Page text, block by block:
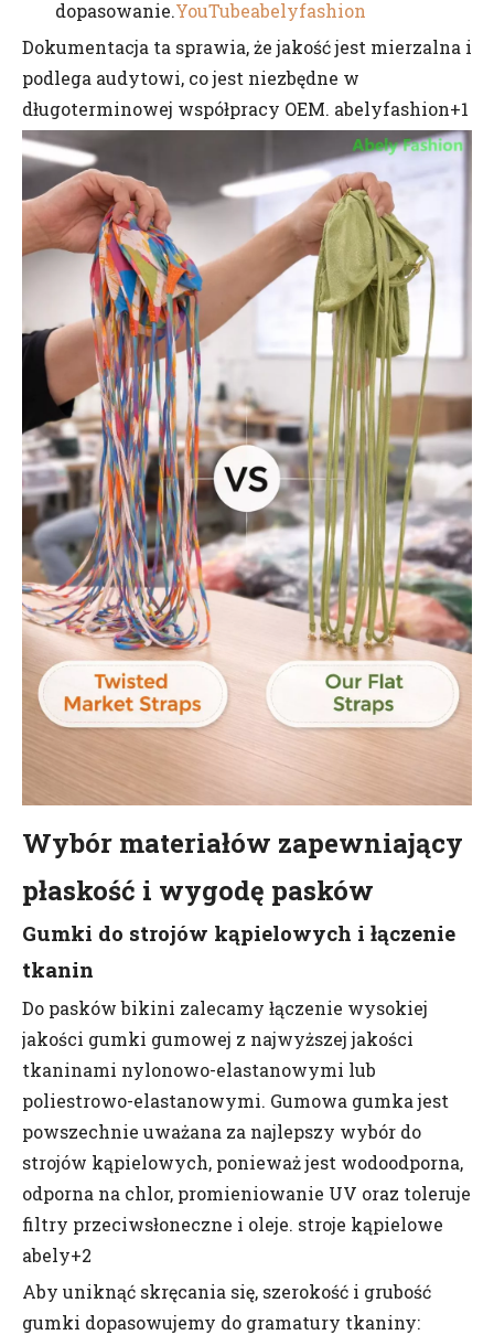
dopasowanie.YouTubeabelyfashion
Dokumentacja ta sprawia, że ​​jakość jest mierzalna i
podlega audytowi, co jest niezbędne w
długoterminowej współpracy OEM. abelyfashion+1
Wybór materiałów zapewniający
płaskość i wygodę pasków
Gumki do strojów kąpielowych i łączenie
tkanin
Do pasków bikini zalecamy łączenie wysokiej
jakości gumki gumowej z najwyższej jakości
tkaninami nylonowo-elastanowymi lub
poliestrowo-elastanowymi. Gumowa gumka jest
powszechnie uważana za najlepszy wybór do
strojów kąpielowych, ponieważ jest wodoodporna,
odporna na chlor, promieniowanie UV oraz toleruje
filtry przeciwsłoneczne i oleje. stroje kąpielowe
abely+2
Aby uniknąć skręcania się, szerokość i grubość
gumki dopasowujemy do gramatury tkaniny: